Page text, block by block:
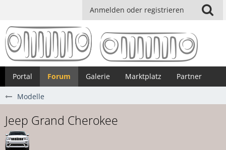
Anmelden oder registrieren
Portal Forum Galerie Marktplatz Partner
Modelle
Jeep Grand Cherokee